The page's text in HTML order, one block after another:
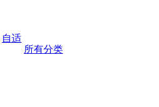
自适
所有分类